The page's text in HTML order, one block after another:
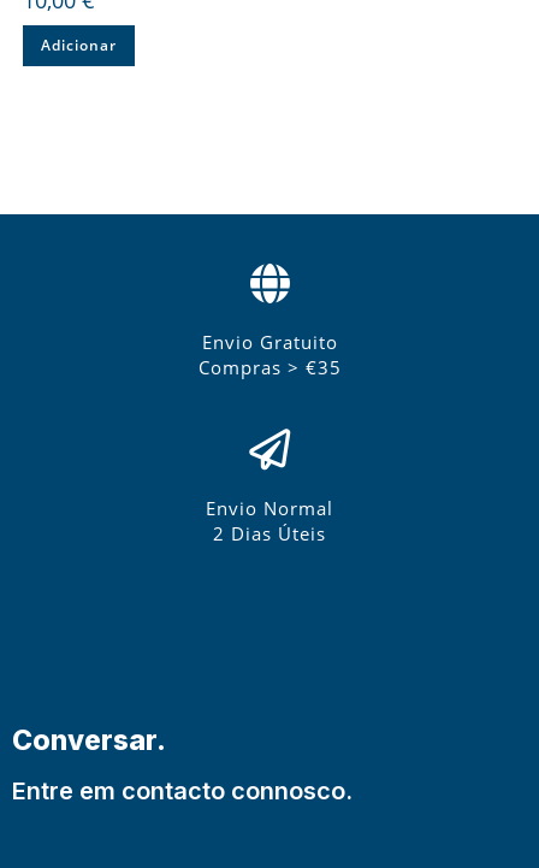
Adicionar
Envio Gratuito
Compras > €35
Envio Normal
2 Dias Úteis
Conversar.
Entre em contacto connosco.